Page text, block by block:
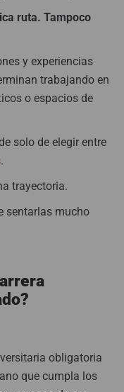
ruta. Tampoco
y experiencias
trabajando en
o espacios de
solo de elegir entre
.
trayectoria.
sentarlas mucho
obligatoria
que cumpla los